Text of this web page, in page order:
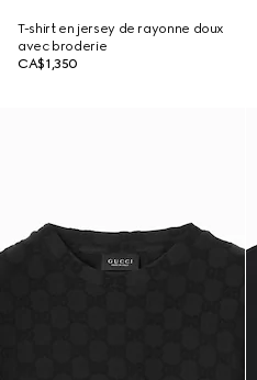
T-shirt en jersey de rayonne doux
avec broderie
CA$1,350